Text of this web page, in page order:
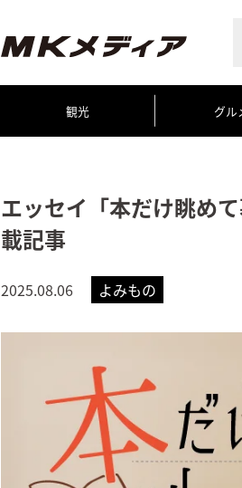
観光 グル
エッセイ「本だけ眺め
載記事
2025.08.06 よみもの